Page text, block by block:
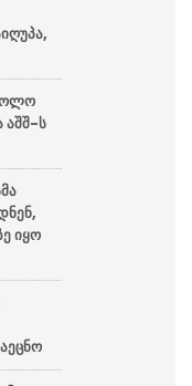
აშშ-ს
იყო